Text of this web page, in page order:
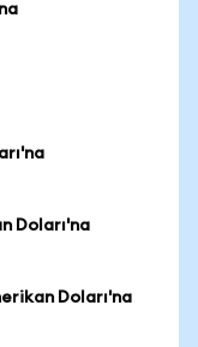
Doları'na
Doları'na